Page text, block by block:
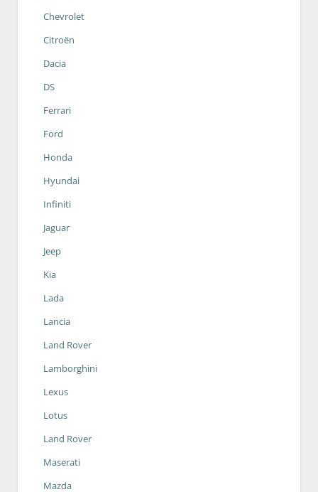
Chevrolet
Citroën
Dacia
DS
Ferrari
Ford
Honda
Hyundai
Infiniti
Jaguar
Jeep
Kia
Lada
Lancia
Land Rover
Lamborghini
Lexus
Lotus
Land Rover
Maserati
Mazda